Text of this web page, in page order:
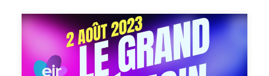
festival dans le podcast. Bonne écoute!